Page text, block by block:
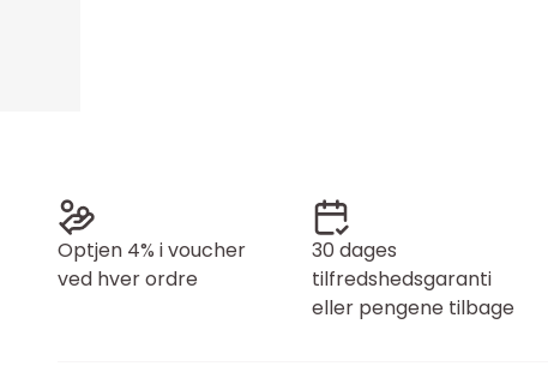
Optjen 4% i voucher
ved hver ordre
30 dages
tilfredshedsgaranti
eller pengene tilbage